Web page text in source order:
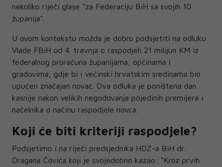
nekoliko riječi glase "za Federaciju BiH sa svojih 10
županija".
U ovom kontekstu možda je dobro podsjetiti na odluku
Vlade FBiH od 4. travnja o raspodjeli 21 milijun KM iz
federalnog proračuna županijama, općinama i
gradovima, gdje bi i većinski hrvatskim sredinama bio
upućen značajan novac. Ova odluka je poništena dan
kasnije nakon velikih negodovanja pojedinih premijera i
načelnika o načinu raspodjele novca.
Koji će biti kriteriji raspodjele?
Podsjetimo i na riječi predsjednika HDZ-a BiH dr.
Dragana Čovića koji je svojedobno kazao: “Kroz prvih